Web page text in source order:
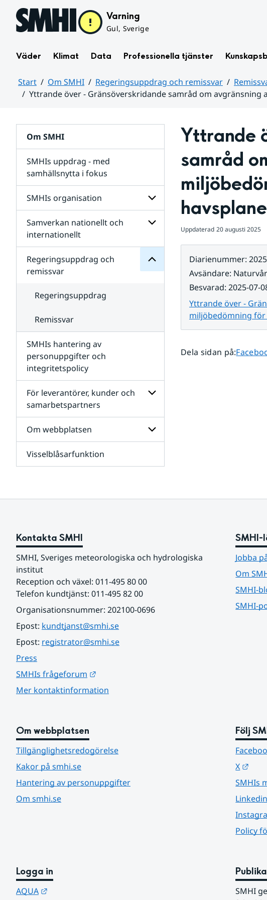
Hoppa till sidans innehåll Varning
Gul, Sverige
Väder Klimat Data Professionella tjänster
Start Om SMHI Regeringsuppdrag och remissvar
Yttrande över - Gränsöverskridande samråd om
Om SMHI
SMHIs uppdrag - med
samhällsnytta i fokus
SMHIs organisation
Undersidor
Samverkan nationellt och
internationellt
Undersidor
för
internationellt
Regeringsuppdrag och
remissvar
för
Regeringsuppdrag
remissvar
Regeringsuppdrag
Remissvar
SMHIs hantering av
personuppgifter och
integritetspolicy
För leverantörer, kunder och
samarbetspartners
Undersidor
för
och
Om webbplatsen
för
Visselblåsarfunktion
Yttrande
samråd
Uppdaterad 20 augusti 2025
Diarienummer:
Avsändare:
Besvarad: 2025-07-
Yttrande över -
miljöbedömning för
Dela sidan på:Dela
Kontakta SMHI
SMHI, Sveriges meteorologiska och hydrologiska
institut
Reception och växel: 011-495 80 00
Telefon kundtjänst: 011-495 82 00
Organisationsnummer: 202100-0696
Epost: kundtjanst@smhi.se
Epost: registrator@smhi.se
Press
SMHIs frågeforum
Mer kontaktinformation
SMHI-
Jobba
Om
SMHI-
SMHI-
Om webbplatsen
Tillgänglighetsredogörelse
Kakor på smhi.se
Hantering av personuppgifter
Om smhi.se
Följ
X
SMHIs
Linkedin
Policy
Logga in
AQUA
SMHI